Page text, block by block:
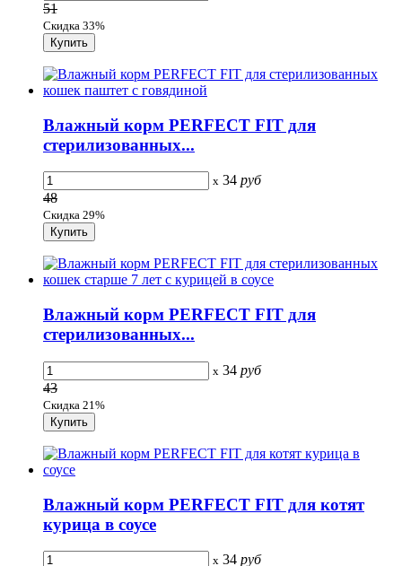
51
Скидка 33%
Влажный корм PERFECT FIT для
стерилизованных...
x 34 руб
48
Скидка 29%
Влажный корм PERFECT FIT для
стерилизованных...
x 34 руб
43
Скидка 21%
Влажный корм PERFECT FIT для котят
курица в соусе
x 34 руб